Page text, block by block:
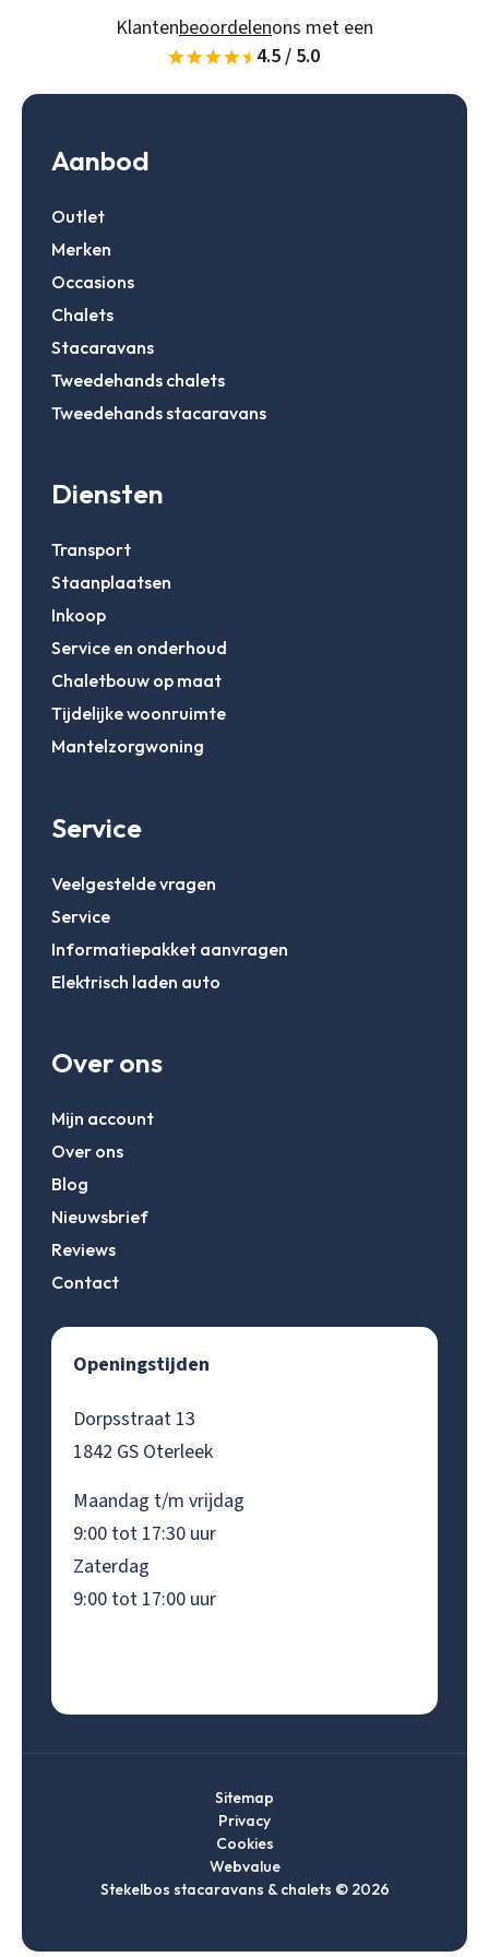
Klantenbeoordelenons met een
4.5 / 5.0
Aanbod
Outlet
Merken
Occasions
Chalets
Stacaravans
Tweedehands chalets
Tweedehands stacaravans
Diensten
Transport
Staanplaatsen
Inkoop
Service en onderhoud
Chaletbouw op maat
Tijdelijke woonruimte
Mantelzorgwoning
Service
Veelgestelde vragen
Service
Informatiepakket aanvragen
Elektrisch laden auto
Over ons
Mijn account
Over ons
Blog
Nieuwsbrief
Reviews
Contact
Openingstijden
Dorpsstraat 13
1842 GS Oterleek
Maandag t/m vrijdag
9:00 tot 17:30 uur
Zaterdag
9:00 tot 17:00 uur
Stekelbos stacaravans & chalets © 2026
Sitemap
Privacy
Cookies
Webvalue
naar
naarnaarnaar
Zoeken